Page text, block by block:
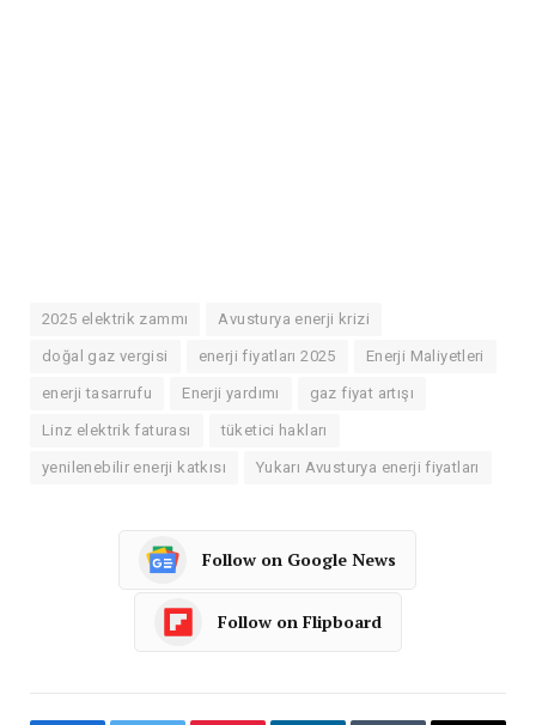
2025 elektrik zammı Avusturya enerji krizi
doğal gaz vergisi enerji fiyatları 2025 Enerji Maliyetleri
enerji tasarrufu Enerji yardımı gaz fiyat artışı
Linz elektrik faturası tüketici hakları
yenilenebilir enerji katkısı Yukarı Avusturya enerji fiyatları
Follow on Google News
Follow on Flipboard